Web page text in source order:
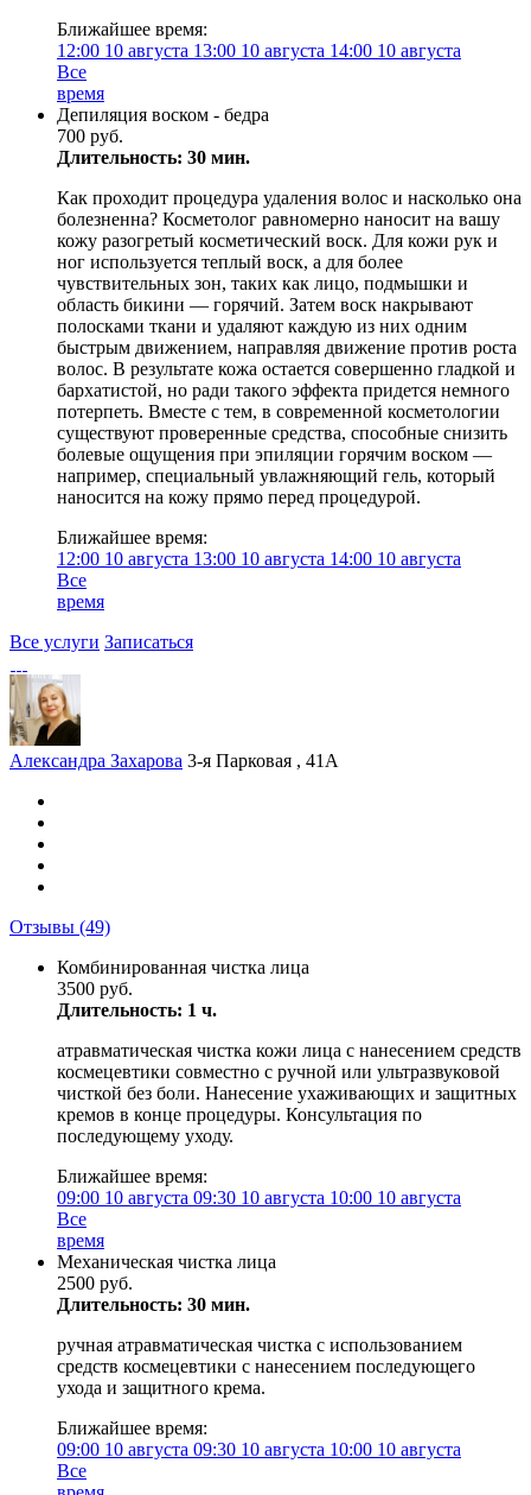
Ближайшее время:
12:00 10 августа 13:00 10 августа 14:00 10 августа
Все
время
Депиляция воском - бедра
700 руб.
Длительность: 30 мин.
Как проходит процедура удаления волос и насколько она
болезненна? Косметолог равномерно наносит на вашу
кожу разогретый косметический воск. Для кожи рук и
ног используется теплый воск, а для более
чувствительных зон, таких как лицо, подмышки и
область бикини — горячий. Затем воск накрывают
полосками ткани и удаляют каждую из них одним
быстрым движением, направляя движение против роста
волос. В результате кожа остается совершенно гладкой и
бархатистой, но ради такого эффекта придется немного
потерпеть. Вместе с тем, в современной косметологии
существуют проверенные средства, способные снизить
болевые ощущения при эпиляции горячим воском —
например, специальный увлажняющий гель, который
наносится на кожу прямо перед процедурой.
Ближайшее время:
12:00 10 августа 13:00 10 августа 14:00 10 августа
Все
время
Все услуги Записаться
Александра Захарова 3-я Парковая , 41А
Отзывы (49)
Комбинированная чистка лица
3500 руб.
Длительность: 1 ч.
атравматическая чистка кожи лица с нанесением средств
космецевтики совместно с ручной или ультразвуковой
чисткой без боли. Нанесение ухаживающих и защитных
кремов в конце процедуры. Консультация по
последующему уходу.
Ближайшее время:
09:00 10 августа 09:30 10 августа 10:00 10 августа
Все
время
Механическая чистка лица
2500 руб.
Длительность: 30 мин.
ручная атравматическая чистка с использованием
средств космецевтики с нанесением последующего
ухода и защитного крема.
Ближайшее время:
09:00 10 августа 09:30 10 августа 10:00 10 августа
Все